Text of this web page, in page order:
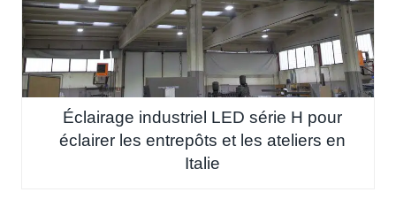
Éclairage industriel LED série H pour
éclairer les entrepôts et les ateliers en
Italie